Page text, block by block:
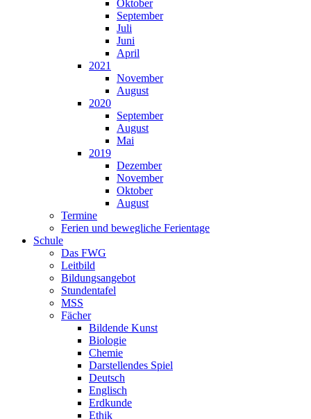
Oktober
September
Juli
Juni
April
2021
November
August
2020
September
August
Mai
2019
Dezember
November
Oktober
August
Termine
Ferien und bewegliche Ferientage
Schule
Das FWG
Leitbild
Bildungsangebot
Stundentafel
MSS
Fächer
Bildende Kunst
Biologie
Chemie
Darstellendes Spiel
Deutsch
Englisch
Erdkunde
Ethik